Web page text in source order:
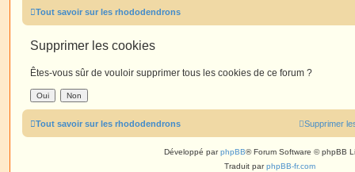
Tout savoir sur les rhododendrons
Supprimer les cookies
Êtes-vous sûr de vouloir supprimer tous les cookies de ce forum ?
Tout savoir sur les rhododendrons Supprimer
Développé parphpBB® Forum Software © phpBB
Traduit parphpBB-fr.com